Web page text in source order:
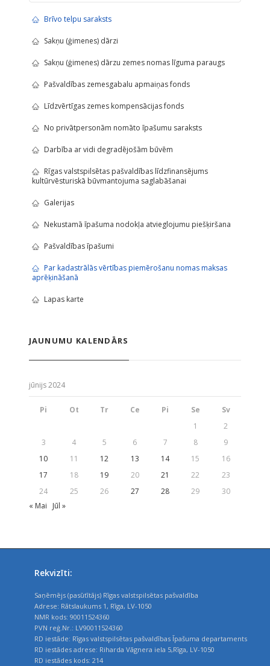
Brīvo telpu saraksts
Sakņu (ģimenes) dārzi
Sakņu (ģimenes) dārzu zemes nomas līguma paraugs
Pašvaldības zemesgabalu apmaiņas fonds
Līdzvērtīgas zemes kompensācijas fonds
No privātpersonām nomāto īpašumu saraksts
Darbība ar vidi degradējošām būvēm
Rīgas valstspilsētas pašvaldības līdzfinansējums
kultūrvēsturiskā būvmantojuma saglabāšanai
Galerijas
Nekustamā īpašuma nodokļa atvieglojumu piešķiršana
Pašvaldības īpašumi
Par kadastrālās vērtības piemērošanu nomas maksas
aprēķināšanā
Lapas karte
JAUNUMU KALENDĀRS
jūnijs 2024
Pi Ot Tr Ce Pi Se
Sv
1
2
3
4 5 6 7 8
9
10
11 12 13 14 15
16
17
18 19 20 21 22
23
24
25 26 27 28 29
30
« Mai
Jūl »
Rekvizīti:
Saņēmējs (pasūtītājs) Rīgas valstspilsētas pašvaldība
Adrese: Rātslaukums 1, Rīga, LV-1050
NMR kods: 90011524360
PVN reģ.Nr.: LV90011524360
RD iestāde: Rīgas valstspilsētas pašvaldības Īpašuma departaments
RD iestādes adrese: Riharda Vāgnera iela 5,Rīga, LV-1050
RD iestādes kods: 214